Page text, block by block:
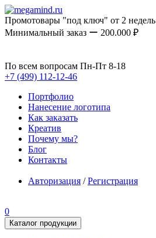
Промотовары "под ключ" от 2 недель
Минимальный заказ ー 200.000 ₽
По всем вопросам Пн-Пт 8-18
+7 (499) 112-12-46
Портфолио
Нанесение логотипа
Как заказать
Креатив
Почему мы?
Блог
Контакты
Авторизация /Регистрация
0
Каталог продукции